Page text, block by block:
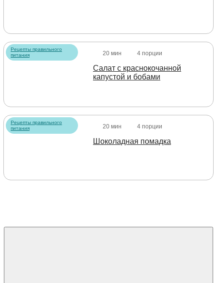
Рецепты правильного
питания
20 мин 4 порции
Салат с краснокочанной
капустой и бобами
Рецепты правильного
питания
20 мин 4 порции
Шоколадная помадка